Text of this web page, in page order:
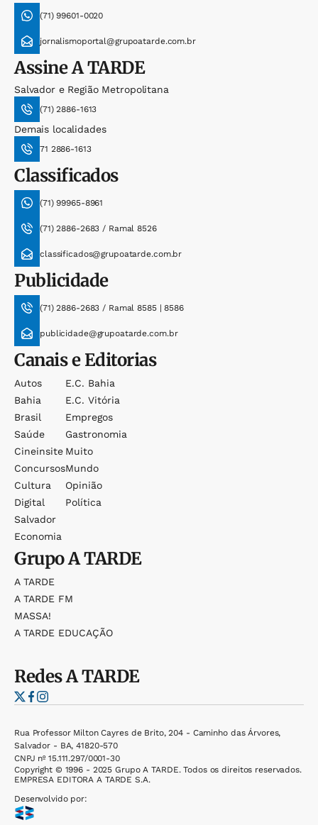
(71) 99601-0020
jornalismoportal@grupoatarde.com.br
AssineA TARDE
Salvador e Região Metropolitana
(71) 2886-1613
Demais localidades
71 2886-1613
Classificados
(71) 99965-8961
(71) 2886-2683 / Ramal 8526
classificados@grupoatarde.com.br
Publicidade
(71) 2886-2683 / Ramal 8585 | 8586
publicidade@grupoatarde.com.br
Canais e Editorias
Autos
Bahia
Brasil
Saúde
Cineinsite
Concursos
Cultura
Digital
Salvador
Economia
E.c. Bahia
E.c. Vitória
Empregos
Gastronomia
Muito
Mundo
Opinião
Política
GrupoA TARDE
A TARDE
A TARDE FM
MASSA!
A TARDE EDUCAÇÃO
RedesA TARDE
Rua Professor Milton Cayres de Brito, 204 - Caminho das Árvores,
Salvador - BA, 41820-570
CNPJ nº 15.111.297/0001-30
Copyright © 1996 - 2025 Grupo A TARDE. Todos os direitos reservados.
EMPRESA EDITORA A TARDE S.A.
Desenvolvido por: